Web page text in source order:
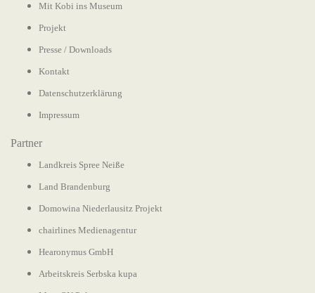
Mit Kobi ins Museum
Projekt
Presse / Downloads
Kontakt
Datenschutzerklärung
Impressum
Partner
Landkreis Spree Neiße
Land Brandenburg
Domowina Niederlausitz Projekt
chairlines Medienagentur
Hearonymus GmbH
Arbeitskreis Serbska kupa